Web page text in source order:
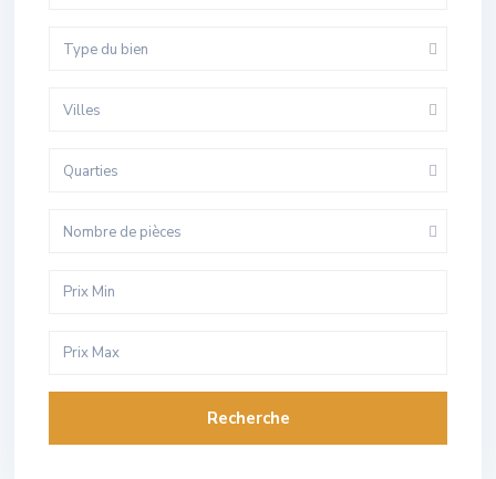
Type du bien
Villes
Quarties
Nombre de pièces
Recherche